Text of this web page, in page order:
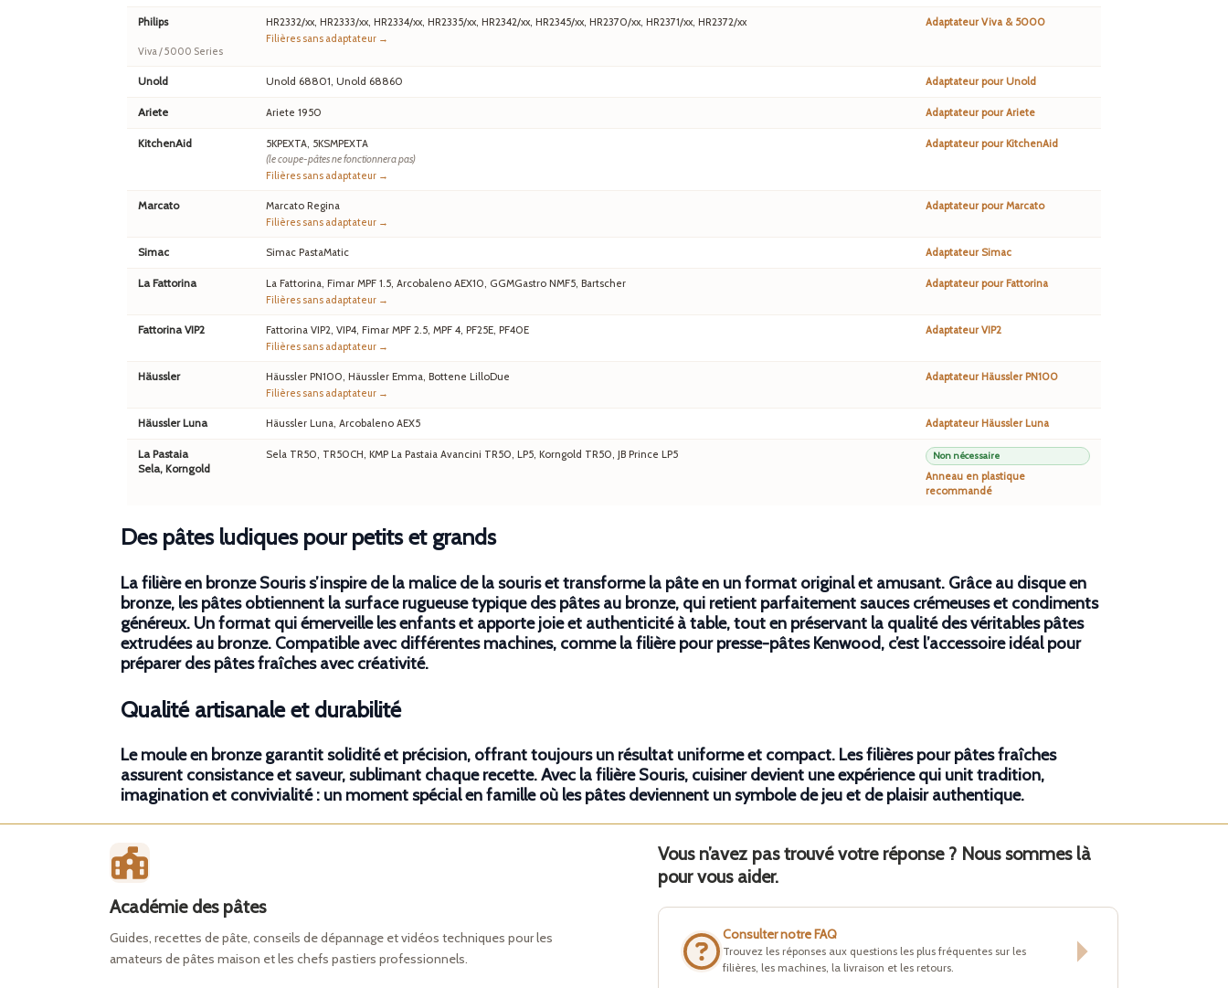
Philips
Viva / 5000 Series
HR2332/xx, HR2333/xx, HR2334/xx, HR2335/xx, HR2342/xx, HR2345/xx, HR2370/xx, HR2371/xx, HR2372/xx
Filières sans adaptateur →
Adaptateur Viva & 5000
Unold Unold 68801, Unold 68860 Adaptateur pour Unold
Ariete Ariete 1950 Adaptateur pour Ariete
KitchenAid
5KPEXTA, 5KSMPEXTA
(le coupe-pâtes ne fonctionnera pas)
Filières sans adaptateur →
Adaptateur pour KitchenAid
Marcato
Marcato Regina
Filières sans adaptateur →
Adaptateur pour Marcato
Simac Simac PastaMatic Adaptateur Simac
La Fattorina
La Fattorina, Fimar MPF 1.5, Arcobaleno AEX10, GGMGastro NMF5, Bartscher
Filières sans adaptateur →
Adaptateur pour Fattorina
Fattorina VIP2
Fattorina VIP2, VIP4, Fimar MPF 2.5, MPF 4, PF25E, PF40E
Filières sans adaptateur →
Adaptateur VIP2
Häussler
Häussler PN100, Häussler Emma, Bottene LilloDue
Filières sans adaptateur →
Adaptateur Häussler PN100
Häussler Luna Häussler Luna, Arcobaleno AEX5 Adaptateur Häussler Luna
La Pastaia
Sela, Korngold
Sela TR50, TR50CH, KMP La Pastaia Avancini TR50, LP5, Korngold TR50, JB Prince LP5 Non nécessaire
Anneau en plastique
recommandé
Des pâtes ludiques pour petits et grands
Lafilière en bronze Souriss’inspire de la malice de la souris et transforme la pâte en un format original et amusant. Grâce au disqueen
bronze, les pâtes obtiennent la surface rugueuse typique despâtes au bronze, qui retient parfaitement sauces crémeuses et condiments
généreux. Un format qui émerveille les enfants et apporte joie et authenticité à table, tout en préservant la qualité des véritablespâtes
extrudées au bronze. Compatible avec différentes machines, comme lafilière pour presse-pâtes Kenwood, c’est l’accessoire idéal pour
préparer despâtes fraîchesavec créativité.
Qualité artisanale et durabilité
Lemouleen bronze garantit solidité et précision, offrant toujours un résultat uniforme et compact. Lesfilières pour pâtes fraîches
assurent consistance et saveur, sublimant chaque recette. Avec la filière Souris, cuisiner devient une expérience qui unit tradition,
imagination et convivialité : un moment spécial en famille où les pâtes deviennent un symbole de jeu et de plaisir authentique.
Académie des pâtes
Guides, recettes de pâte, conseils de dépannage et vidéos techniques pour les
amateurs de pâtes maison et les chefs pastiers professionnels.
Vous n’avez pas trouvé votre réponse ? Nous sommes là
pour vous aider.
Consulter notre FAQ
Trouvez les réponses aux questions les plus fréquentes sur les
filières, les machines, la livraison et les retours.